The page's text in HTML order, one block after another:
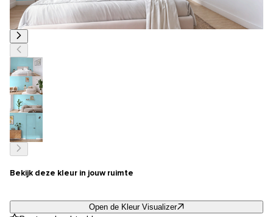
Bekijk deze kleur in jouw ruimte
Open de Kleur Visualizer